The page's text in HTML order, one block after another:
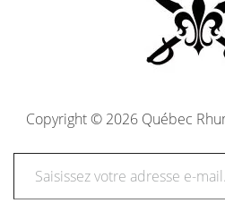
Copyright © 2026 Québec